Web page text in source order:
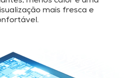
mais fresca e